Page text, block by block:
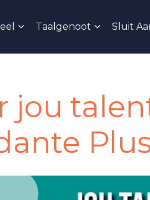
Taalgenoot Sluit
jou